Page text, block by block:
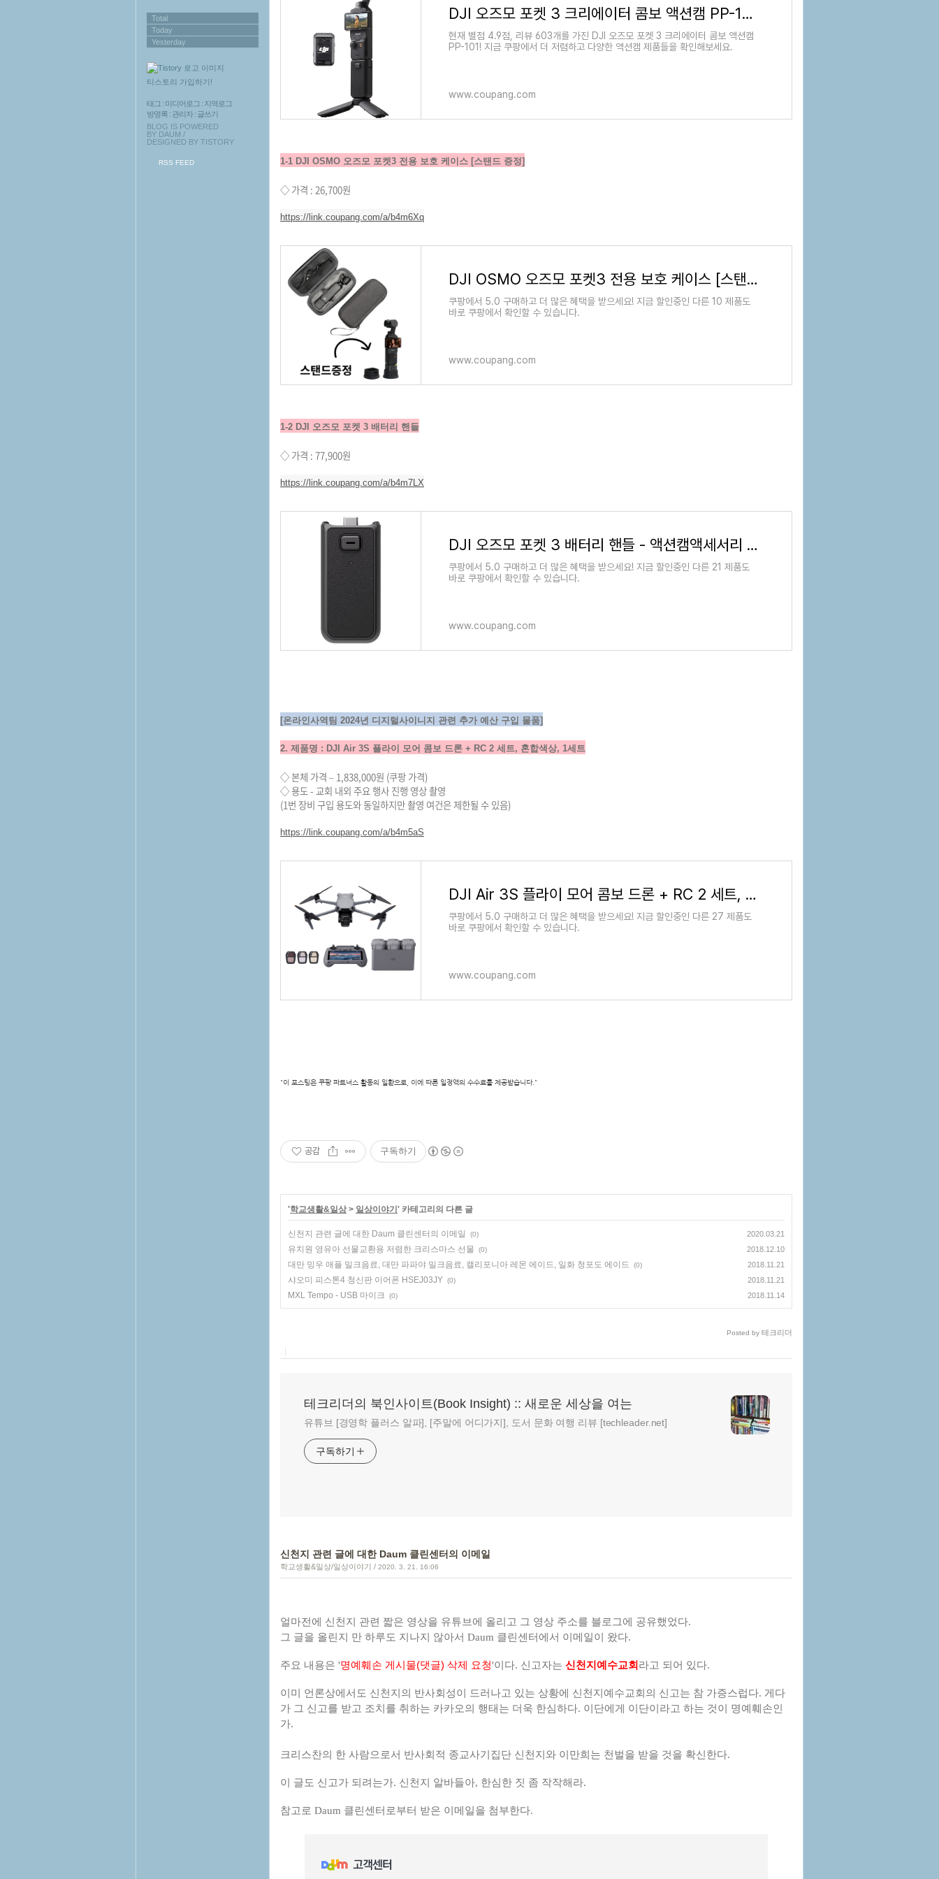
Total
Today
Yesterday
티스토리 가입하기!
태그 : 미디어로그 : 지역로그
방명록 : 관리자: 글쓰기
BLOG IS POWERED
BY DAUM /
DESIGNED BY TISTORY
RSS FEED
DJI 오즈모 포켓 3 크리에이터 콤보 액션캠 PP-101 - 액션캠 | 쿠팡
현재 별점 4.9점, 리뷰 603개를 가진 DJI 오즈모 포켓 3 크리에이터 콤보 액션캠
PP-101! 지금 쿠팡에서 더 저렴하고 다양한 액션캠 제품들을 확인해보세요.
www.coupang.com
1-1 DJI OSMO 오즈모 포켓3 전용 보호 케이스 [스탠드 증정]
◇ 가격 : 26,700원
https://link.coupang.com/a/b4m6Xq
DJI OSMO 오즈모 포켓3 전용 보호 케이스 [스탠드 증정] - 액션캠액세서리 | 쿠팡
쿠팡에서 5.0 구매하고 더 많은 혜택을 받으세요! 지금 할인중인 다른 10 제품도
바로 쿠팡에서 확인할 수 있습니다.
www.coupang.com
1-2 DJI 오즈모 포켓 3 배터리 핸들
◇ 가격 : 77,900원
https://link.coupang.com/a/b4m7LX
DJI 오즈모 포켓 3 배터리 핸들 - 액션캠액세서리 | 쿠팡
쿠팡에서 5.0 구매하고 더 많은 혜택을 받으세요! 지금 할인중인 다른 21 제품도
바로 쿠팡에서 확인할 수 있습니다.
www.coupang.com
[온라인사역팀 2024년 디지털사이니지 관련 추가 예산 구입 물품]
2. 제품명 : DJI Air 3S 플라이 모어 콤보 드론 + RC 2 세트, 혼합색상, 1세트
◇ 본체 가격 – 1,838,000원 (쿠팡 가격)
◇ 용도 - 교회 내외 주요 행사 진행 영상 촬영
(1번 장비 구입 용도와 동일하지만 촬영 여건은 제한될 수 있음)
https://link.coupang.com/a/b4m5aS
DJI Air 3S 플라이 모어 콤보 드론 + RC 2 세트, 혼합색상, 1세트 - 촬영용/레이싱드론 | 쿠팡
쿠팡에서 5.0 구매하고 더 많은 혜택을 받으세요! 지금 할인중인 다른 27 제품도
바로 쿠팡에서 확인할 수 있습니다.
www.coupang.com
"이 포스팅은 쿠팡 파트너스 활동의 일환으로, 이에 따른 일정액의 수수료를 제공받습니다."
공감 구독하기
'학교생활&일상> 일상이야기 ' 카테고리의 다른 글
신천지 관련 글에 대한 Daum 클린센터의 이메일 (0) 2020.03.21
유치원 영유아 선물교환용 저렴한 크리스마스 선물 (0) 2018.12.10
대만 밍우 애플 밀크음료, 대만 파파야 밀크음료, 캘리포니아 레몬 에이드, 일화 청포도 에이드 (0) 2018.11.21
샤오미 피스톤4 청신판 이어폰 HSEJ03JY (0) 2018.11.21
MXL Tempo - USB 마이크 (0) 2018.11.14
Posted by 테크리더
, |
테크리더의 북인사이트(Book Insight) :: 새로운 세상을 여는
유튜브 [경영학 플러스 알파], [주말에 어디가지], 도서 문화 여행 리뷰 [techleader.net]
구독하기
신천지 관련 글에 대한 Daum 클린센터의 이메일
학교생활&일상/일상이야기 / 2020. 3. 21. 16:06
얼마전에 신천지 관련 짧은 영상을 유튜브에 올리고 그 영상 주소를 블로그에 공유했었다.
그 글을 올린지 만 하루도 지나지 않아서 Daum 클린센터에서 이메일이 왔다.
주요 내용은 '명예훼손 게시물(댓글) 삭제 요청'이다. 신고자는 신천지예수교회 라고 되어 있다.
이미 언론상에서도 신천지의 반사회성이 드러나고 있는 상황에 신천지예수교회의 신고는 참 가증스럽다. 게다
가 그 신고를 받고 조치를 취하는 카카오의 행태는 더욱 한심하다. 이단에게 이단이라고 하는 것이 명예훼손인
가.
크리스찬의 한 사람으로서 반사회적 종교사기집단 신천지와 이만희는 천벌을 받을 것을 확신한다.
이 글도 신고가 되려는가. 신천지 알바들아, 한심한 짓 좀 작작해라.
참고로 Daum 클린센터로부터 받은 이메일을 첨부한다.